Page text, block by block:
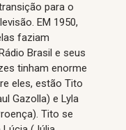
para o
EM 1950,
faziam
Brasil e seus
tinham enorme
eles, estão Tito
Gazolla) e Lyla
Tito se